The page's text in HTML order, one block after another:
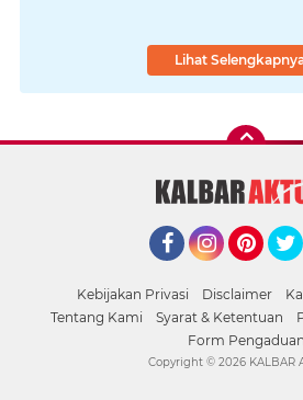
Lihat
Kebijakan Privasi Disclaimer
Tentang Kami
Syarat & Ketentuan
Form Pengaduan
Copyright © 2026 KALBAR